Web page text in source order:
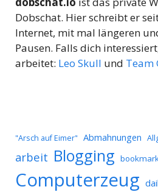
Dobschat. Hier schreibt er
Internet, mit mal längeren
Pausen. Falls dich
arbeitet: Leo Skull und Team
"Arsch auf Eimer" Abmahnungen
arbeit Blogging
Computerzeug